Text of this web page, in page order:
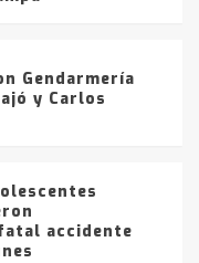
Gendarmería
y Carlos
accidente